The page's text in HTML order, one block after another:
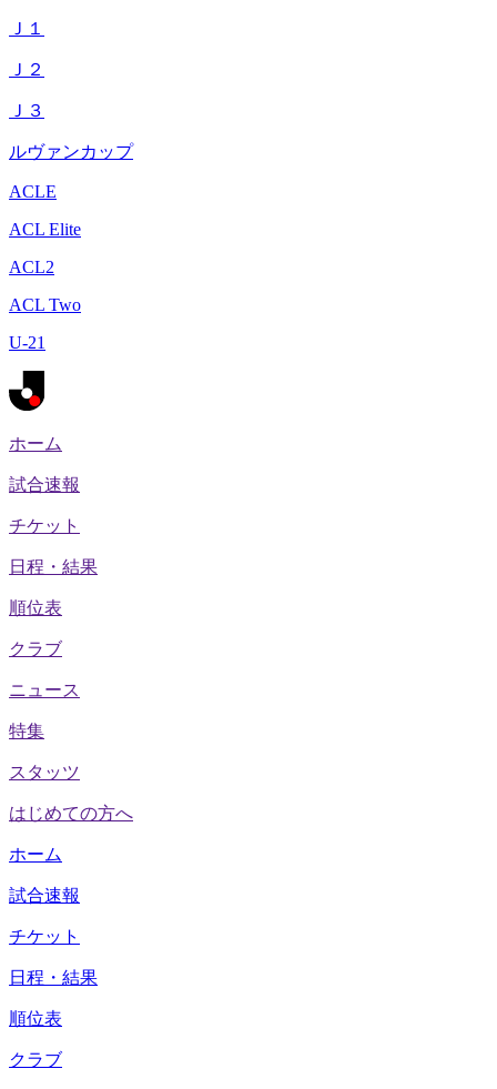
Ｊ１
Ｊ２
Ｊ３
ルヴァンカップ
ACLE
ACL Elite
ACL2
ACL Two
U-21
ホーム
試合速報
チケット
日程・結果
順位表
クラブ
ニュース
特集
スタッツ
はじめての方へ
ホーム
試合速報
チケット
日程・結果
順位表
クラブ